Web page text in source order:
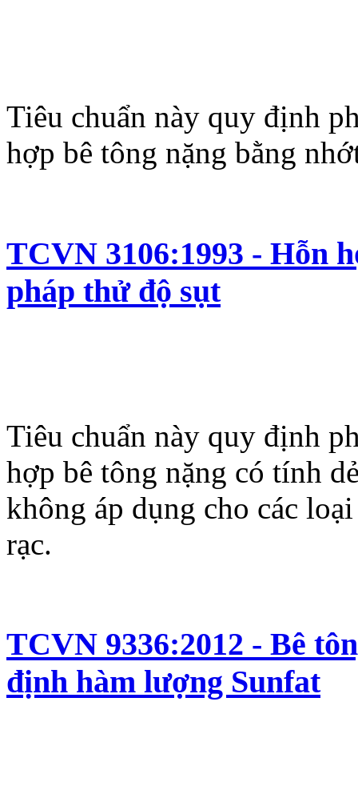
Tiêu chuẩn này quy định
hợp bê tông nặng bằng
TCVN 3106:1993 - Hỗn
pháp thử độ sụt
Tiêu chuẩn này quy định
hợp bê tông nặng có tính
không áp dụng cho các
rạc.
TCVN 9336:2012 - Bê
định hàm lượng Sunfat